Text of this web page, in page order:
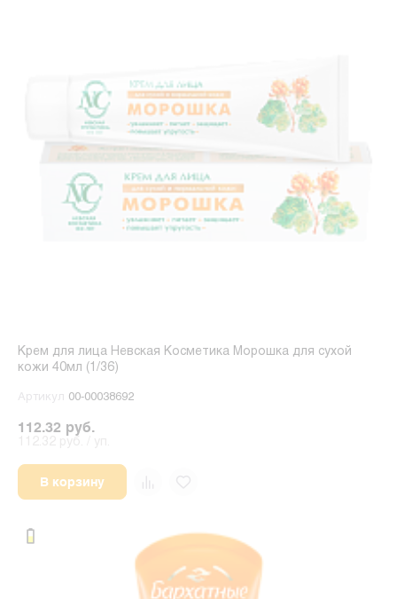
Крем для лица Невская Косметика Морошка для сухой
кожи 40мл (1/36)
Артикул 00-00038692
112.32 руб.
В корзину